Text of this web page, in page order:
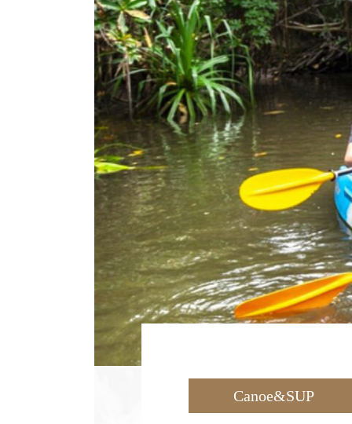
Canoe&SUP